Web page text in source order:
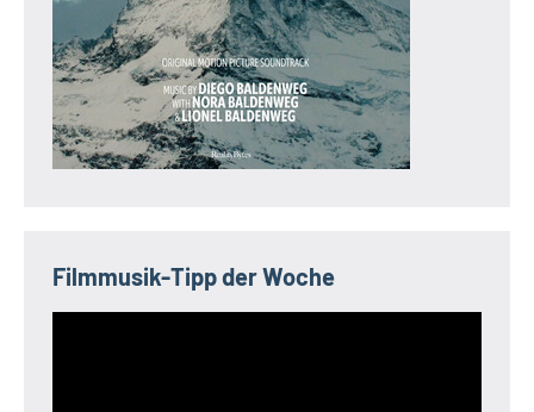
Filmmusik-Tipp der Woche